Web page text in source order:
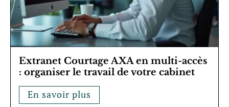
Extranet Courtage AXA en multi-accès
: organiser le travail de votre cabinet
En savoir plus